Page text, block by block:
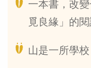
一本書，改
覓良緣」的
山是一所學